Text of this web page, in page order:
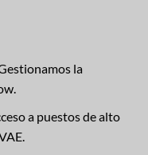
la
a puestos de alto